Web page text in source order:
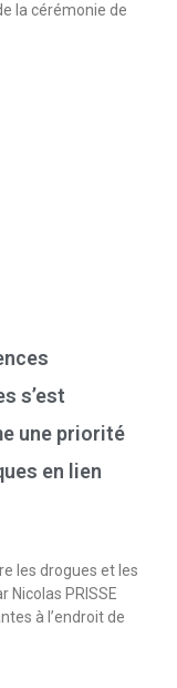
la cérémonie de
s’est
une priorité
en lien
les drogues et les
Nicolas PRISSE
à l’endroit de